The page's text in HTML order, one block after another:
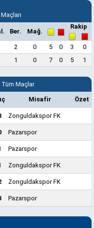
Ber. Mağ.
Rakip
2 0 5 0 3
0
1 0 7 0 5 1
Tüm Maçlar
Misafir Özet
Zonguldakspor FK
Pazarspor
Pazarspor
Zonguldakspor FK
Zonguldakspor FK
Pazarspor